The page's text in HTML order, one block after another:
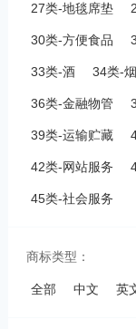
27类-地毯席垫
30类-方便食品
33类-酒 34类-
36类-金融物管
39类-运输贮藏
42类-网站服务
45类-社会服务
商标类型：
全部 中文 英